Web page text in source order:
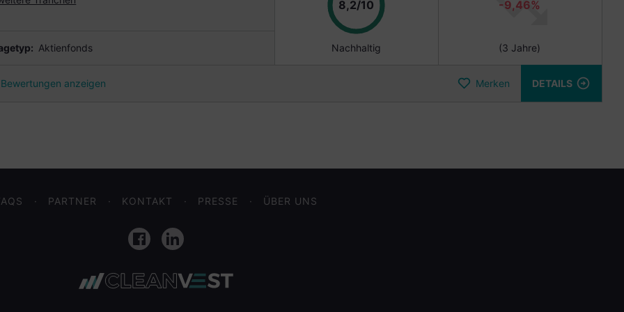
Aktienfonds
8,2/10 Punkte
Nachhaltig
-9,46%
(3 Jahre)
Bewertungen anzeigen Merken DETAILS
PARTNER KONTAKT PRESSE ÜBER UNS
FacebookLinkedIn